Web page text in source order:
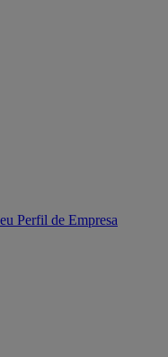
Perfil de Empresa